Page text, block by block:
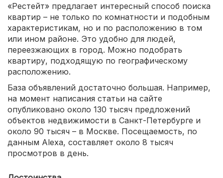
«Рестейт» предлагает интересный способ поиска
квартир – не только по комнатности и подобным
характеристикам, но и по расположению в том
или ином районе. Это удобно для людей,
переезжающих в город. Можно подобрать
квартиру, подходящую по географическому
расположению.
База объявлений достаточно большая. Например,
на момент написания статьи на сайте
опубликовано около 130 тысяч предложений
объектов недвижимости в Санкт-Петербурге и
около 90 тысяч – в Москве. Посещаемость, по
данным Alexa, составляет около 8 тысяч
просмотров в день.